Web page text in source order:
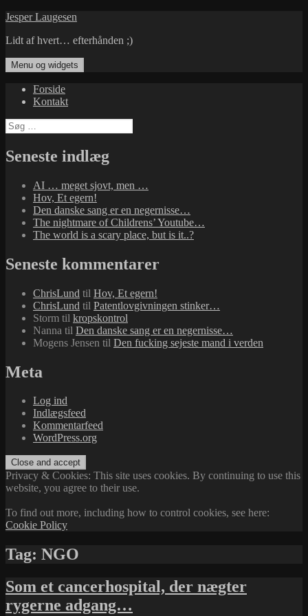
Hop
indhold
Jesper Laugesen
Lidt af hvert… efterhånden ;)
Menu og widgets
Forside
Kontakt
Søg
efter:
Seneste indlæg
AI … meget sjovt, men …
Hov, Et egern!
Den danske sang er en negernisse…
The nightmare of Childrens’ Youtube…
The world is a scary place, but is it..?
Seneste kommentarer
ChrisLund til Hov, Et egern!
ChrisLund til Patentlovgivningen stinker…
Storm til kropskontrol
Nanna til Den danske sang er en negernisse…
Mogens Jensen til Den fucking sejeste mand i verden
Meta
Log ind
Indlægsfeed
Kommentarfeed
WordPress.org
Privacy & Cookies: This site uses cookies. By continuing to use this
website, you agree to their use.
To find out more, including how to control cookies, see here:
Cookie Policy
Tag: NGO
Som et cancerhospital, der nægter
rygerne adgang…